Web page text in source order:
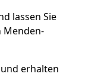
lassen Sie
Menden-
und erhalten